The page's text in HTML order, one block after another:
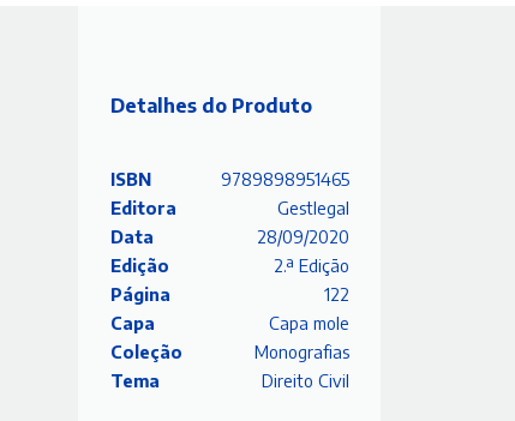
Detalhes do Produto
ISBN
9789898951465
Editora
Gestlegal
Data
28/09/2020
Edição
2.ª Edição
Página
122
Capa
Capa mole
Coleção
Monografias
Tema
Direito Civil